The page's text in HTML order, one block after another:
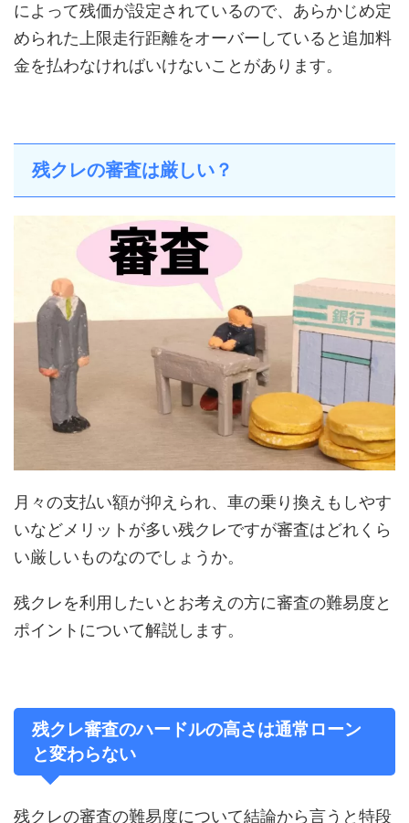
によって残価が設定されているので、あらかじめ定
められた上限走行距離をオーバーしていると追加料
金を払わなければいけないことがあります。
残クレの審査は厳しい？
月々の支払い額が抑えられ、車の乗り換えもしやす
いなどメリットが多い残クレですが審査はどれくら
い厳しいものなのでしょうか。
残クレを利用したいとお考えの方に審査の難易度と
ポイントについて解説します。
残クレ審査のハードルの高さは通常ローン
と変わらない
残クレの審査の難易度について結論から言うと特段